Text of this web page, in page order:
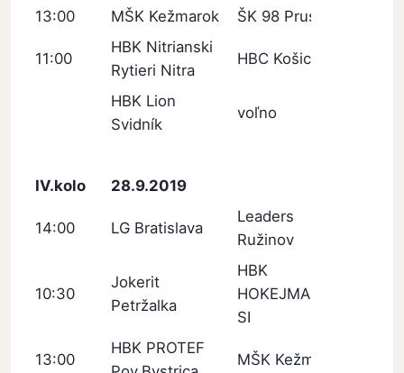
13:00
MŠK Kežmarok ŠK 98 Pruské
11:00
HBK Nitrianski
Rytieri Nitra
HBC Košice
HBK Lion
Svidník
voľno
IV.kolo 28.9.2019
14:00 LG Bratislava
Leaders
Ružinov
10:30
Jokerit
Petržalka
HBK
HOKEJMARKET
SI
13:00
HBK PROTEF
MŠK Kežmarok